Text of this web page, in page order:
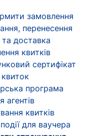
замовлення
перенесення
доставка
квитків
сертифікат
програма
агентів
квитків
для ваучера